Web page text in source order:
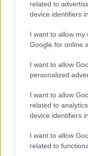
related to
device identifiers
I want to allow
Google for online
I want to allow
personalized
I want to allow
related to
device identifiers
I want to allow
related to
Loaded
0%
Szöveg forrása: